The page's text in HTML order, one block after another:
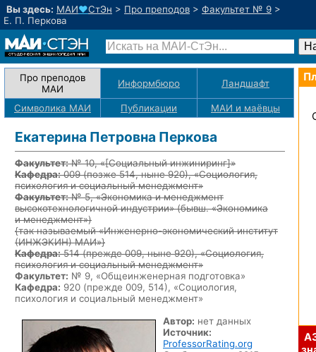
Вы здесь: МАИ♥СтЭн > Про преподов > Факультет № 9 >
Е. П. Перкова
Про преподов
МАИ
Информбюро Ландшафт
Символика МАИ Публикации МАИ и маёвцы
Екатерина Петровна Перкова
Факультет:№ 10, «[Социальный инжиниринг]»
Кафедра:009(позже 514, ныне 920), «Социология,
психология и социальный менеджмент»
Факультет:№ 5, «Экономика и менеджмент
высокотехнологичной индустрии» (бывш. «Экономика
и менеджмент»)
{так называемый «Инженерно-экономический институт
(ИНЖЭКИН) МАИ»}
Кафедра:514(прежде 009, ныне 920), «Социология,
психология и социальный менеджмент»
Факультет: № 9, «Общеинженерная подготовка»
Кафедра: 920 (прежде 009, 514), «Социология,
психология и социальный менеджмент»
Автор: нет данных
Источник:
ProfessorRating.org